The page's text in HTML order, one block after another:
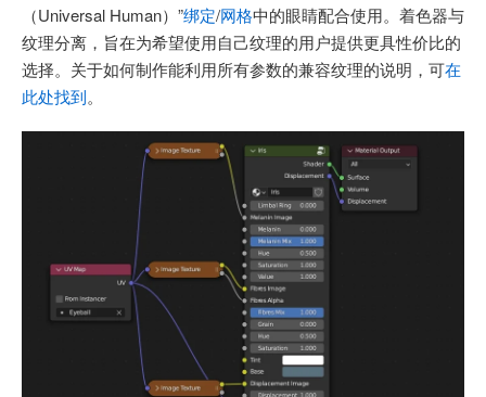
（Universal Human）”绑定/网格中的眼睛配合使用。着色器与
纹理分离，旨在为希望使用自己纹理的用户提供更具性价比的
选择。关于如何制作能利用所有参数的兼容纹理的说明，可在
此处找到。